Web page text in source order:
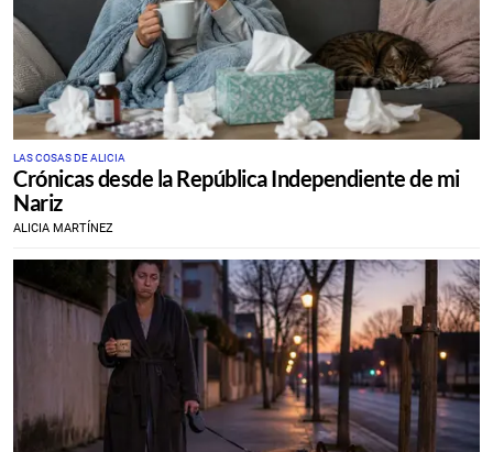
LAS COSAS DE ALICIA
Crónicas desde la República Independiente de mi
Nariz
ALICIA MARTÍNEZ